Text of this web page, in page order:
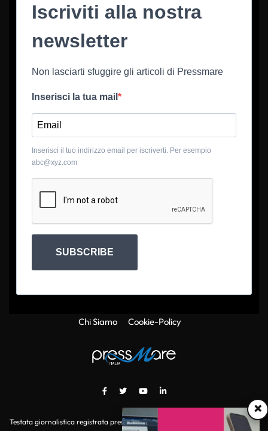
×
Iscriviti alla nostra
newsletter
Non lasciarti sfuggire gli articoli di Pressmare
Inserisci la tua mail
Inserisci il tuo indirizzo email per iscriverti. Per esempio
abc@xyz.com
SUBSCRIBE
Chi Siamo Cookie-Policy
Testata giornalistica registrata presso il Tribunale di Roma con autorizzazione